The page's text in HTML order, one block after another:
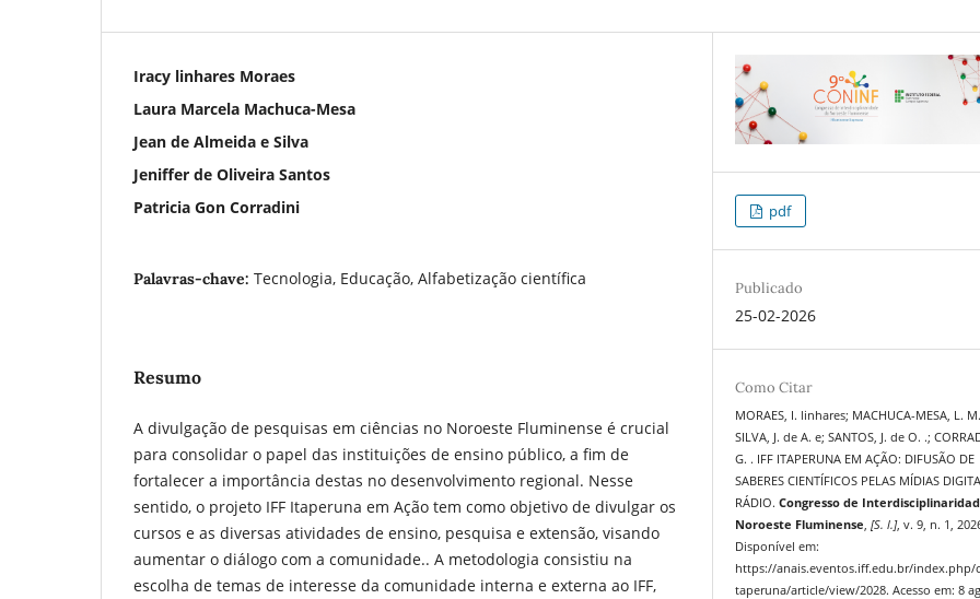
Iracy linhares Moraes
Laura Marcela Machuca-Mesa
Jean de Almeida e Silva
Jeniffer de Oliveira Santos
Patricia Gon Corradini
Palavras-chave: Tecnologia, Educação, Alfabetização científica
Resumo
A divulgação de pesquisas em ciências no Noroeste Fluminense é crucial
para consolidar o papel das instituições de ensino público, a fim de
fortalecer a importância destas no desenvolvimento regional. Nesse
sentido, o projeto IFF Itaperuna em Ação tem como objetivo de divulgar os
cursos e as diversas atividades de ensino, pesquisa e extensão, visando
aumentar o diálogo com a comunidade.. A metodologia consistiu na
escolha de temas de interesse da comunidade interna e externa ao IFF,
pdf
Publicado
25-02-2026
Como Citar
MORAES, I. linhares; MACHUCA-MESA, L.
SILVA, J. de A. e; SANTOS, J. de O. .;
G. . IFF ITAPERUNA EM AÇÃO: DIFUSÃO DE
SABERES CIENTÍFICOS PELAS MÍDIAS
RÁDIO.Congresso de
Noroeste Fluminense,[S. l.], v. 9, n. 1,
Disponível em:
https://anais.eventos.iff.edu.br/index.php/
taperuna/article/view/2028. Acesso em: 8